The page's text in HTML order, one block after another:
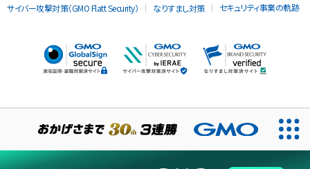
サイバー攻撃対策（GMO Flatt Security）
なりすまし対策 セキュリティ事業の軌跡
当ウェブサイトでは、サービスの提供および品質向上とトラフィッ